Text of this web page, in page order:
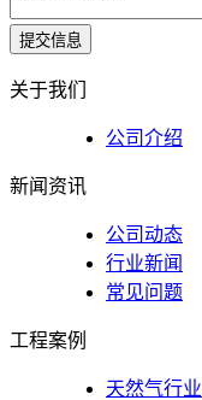
提交信息
关于我们
公司介绍
新闻资讯
公司动态
行业新闻
常见问题
工程案例
天然气行业